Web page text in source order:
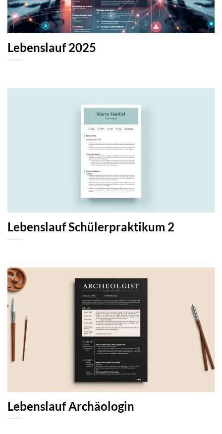
Lebenslauf 2025
Lebenslauf Schülerpraktikum 2
Lebenslauf Archäologin